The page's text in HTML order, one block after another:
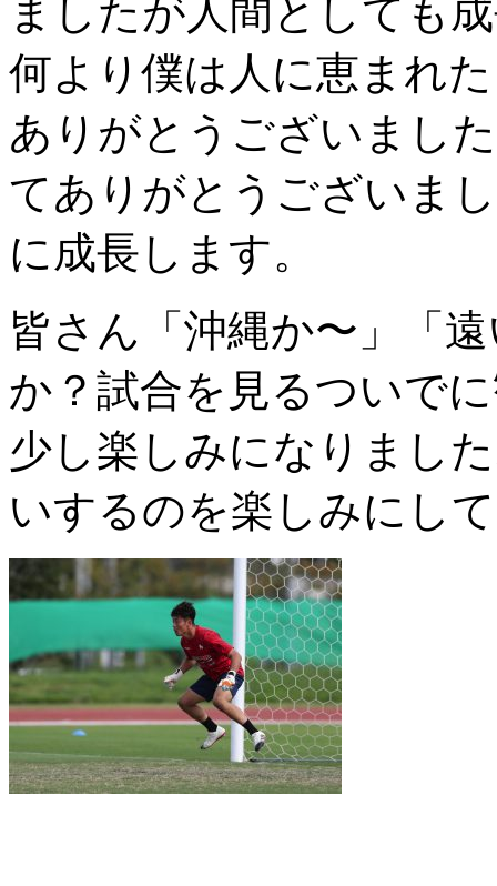
ましたが人間としても
何より僕は人に恵まれ
ありがとうございまし
てありがとうございま
に成長します。
皆さん「沖縄か〜」「
か？試合を見るついで
少し楽しみになりまし
いするのを楽しみにし